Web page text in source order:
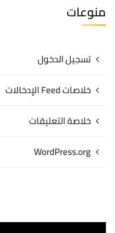
منوعات
تسجيل الدخول
خلاصات Feed الإدخالات
خلاصة التعليقات
WordPress.org